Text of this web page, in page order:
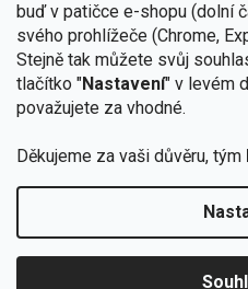
buď v patičce e-shopu (dolní
svého prohlížeče (Chrome,
Stejně tak můžete svůj
tlačítko "Nastavení" v levém
považujete za vhodné.
Děkujeme za vaši důvěru, tým
zapojte se do
podmínkami ochrany osobních
Copyright 2026
vyhrazena.